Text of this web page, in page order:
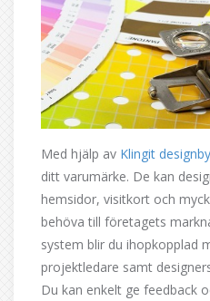
Med hjälp av Klingit
ditt varumärke. De kan
hemsidor, visitkort och
behöva till företagets
system blir du ihopkopplad
projektledare samt
Du kan enkelt ge feedback